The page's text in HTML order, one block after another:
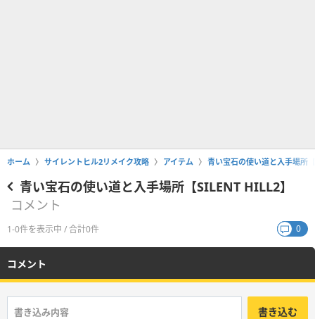
ホーム サイレントヒル2リメイク攻略 アイテム 青い宝石の使い道と入手場所
青い宝石の使い道と入手場所【SILENT HILL2】
コメント
1-0件を表示中 / 合計0件 0
コメント
書き込む